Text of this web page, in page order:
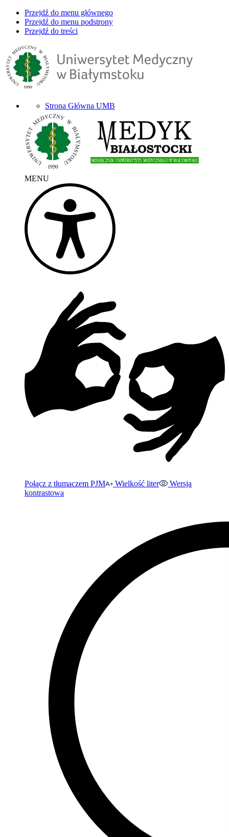
Przejdź do menu głównego
Przejdź do menu podstrony
Przejdź do treści
Strona Główna UMB
MENU
Połącz z tłumaczem PJM Wielkość liter
Wersja
kontrastowa